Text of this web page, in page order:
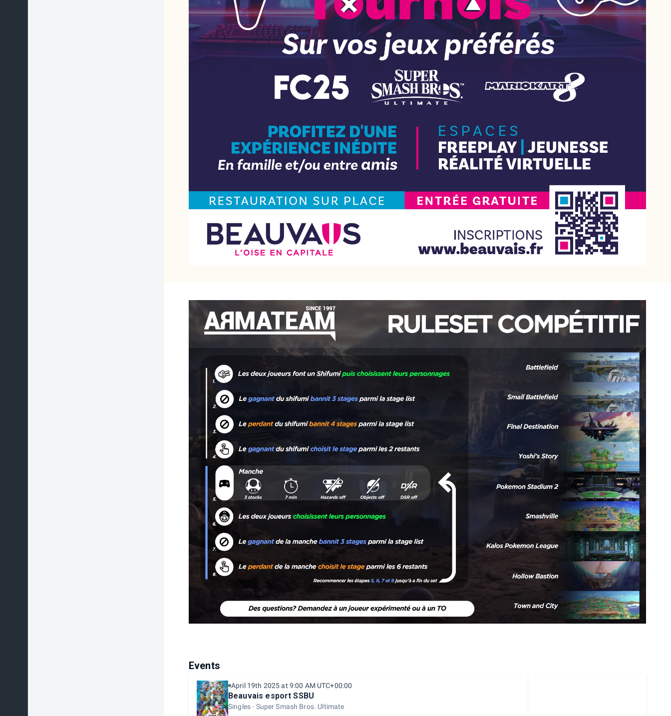
Events
April 19th 2025 at 9:00 AM UTC+00:00
Beauvais esport SSBU
Singles Super Smash Bros. Ultimate